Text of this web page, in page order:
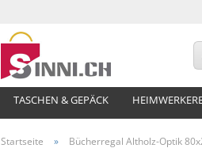
TASCHEN & GEPÄCK
Startseite »
Bücherregal Altholz-Optik